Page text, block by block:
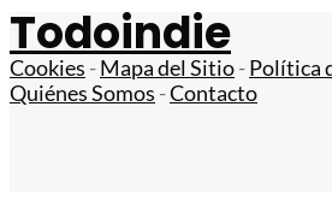
Todoindie
Cookies -Mapa del Sitio-Política
Quiénes Somos -Contacto